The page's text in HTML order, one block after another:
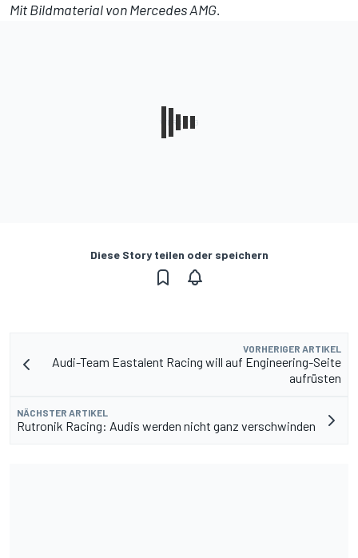
Mit Bildmaterial von Mercedes AMG.
Diese Story teilen oder speichern
VORHERIGER ARTIKEL
Audi-Team Eastalent Racing will auf Engineering-Seite
aufrüsten
NÄCHSTER ARTIKEL
Rutronik Racing: Audis werden nicht ganz verschwinden